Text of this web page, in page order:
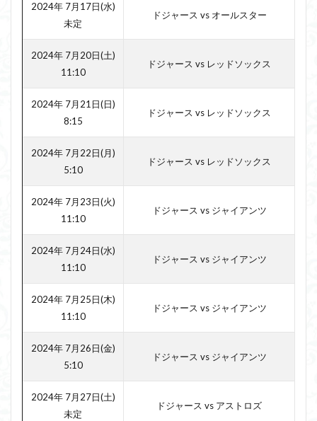
2024年 7月17日(水)
未定
ドジャース vs オールスター
2024年 7月20日(土)
11:10
ドジャース vs レッドソックス
2024年 7月21日(日)
8:15
ドジャース vs レッドソックス
2024年 7月22日(月)
5:10
ドジャース vs レッドソックス
2024年 7月23日(火)
11:10
ドジャース vs ジャイアンツ
2024年 7月24日(水)
11:10
ドジャース vs ジャイアンツ
2024年 7月25日(木)
11:10
ドジャース vs ジャイアンツ
2024年 7月26日(金)
5:10
ドジャース vs ジャイアンツ
2024年 7月27日(土)
未定
ドジャース vs アストロズ